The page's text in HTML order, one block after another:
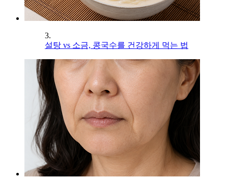
3.
설탕 vs 소금, 콩국수를 건강하게 먹는 법